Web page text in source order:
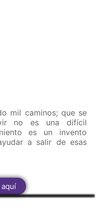
mil caminos; que se
no es una difícil
es un invento
a salir de esas